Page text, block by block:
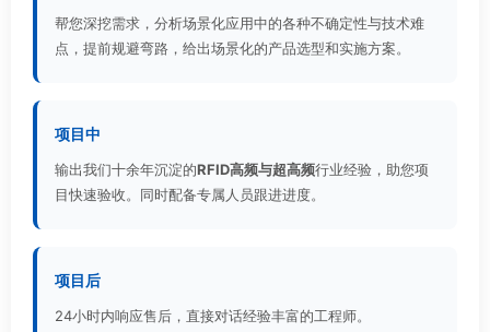
帮您深挖需求，分析场景化应用中的各种不确定性与技术难
点，提前规避弯路，给出场景化的产品选型和实施方案。
项目中
输出我们十余年沉淀的RFID高频与超高频行业经验，助您项
目快速验收。同时配备专属人员跟进进度。
项目后
24小时内响应售后，直接对话经验丰富的工程师。